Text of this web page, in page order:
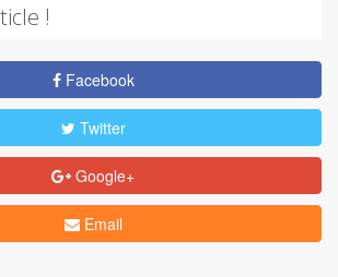
!
Facebook
Twitter
Google+
Email